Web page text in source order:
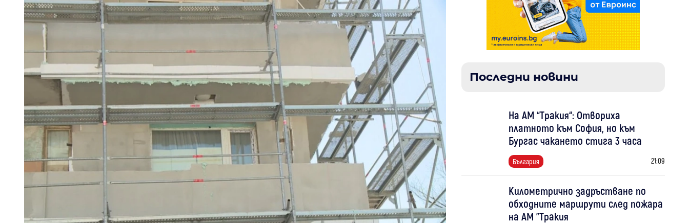
Последни новини
На АМ “Тракия“: Отвориха
платното към София, но към
Бургас чакането стига 3 часа
България 21:09
Километрично задръстване по
обходните маршрути след пожара
на АМ "Тракия